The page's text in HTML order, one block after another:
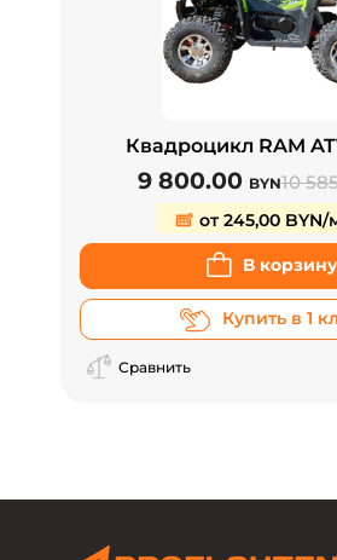
Квадроцикл RAM
9 800.00 BYN10
от 245,00 BYN/
В корзину
Купить в 1
Сравнить